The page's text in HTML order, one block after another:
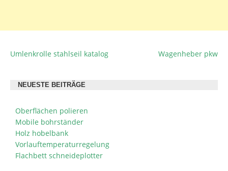
BEITRAGSNAVIGATION
Umlenkrolle stahlseil katalog Wagenheber pkw
NEUESTE BEITRÄGE
Oberflächen polieren
Mobile bohrständer
Holz hobelbank
Vorlauftemperaturregelung
Flachbett schneideplotter